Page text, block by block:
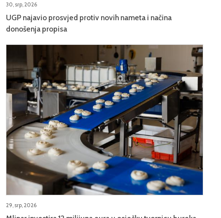
30, srp, 2026
UGP najavio prosvjed protiv novih nameta i načina
donošenja propisa
29, srp, 2026